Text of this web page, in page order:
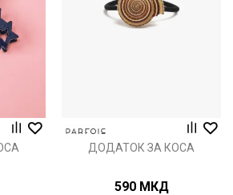
ДОДАТОК ЗА КОСА
590 МКД